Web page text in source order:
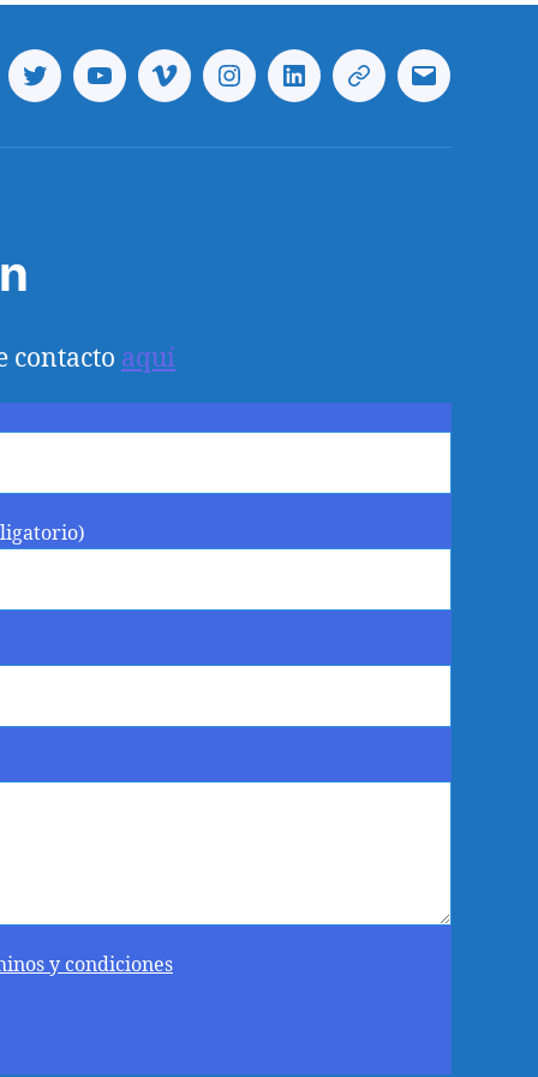
TwitterYoutubeVimeoInstagramLinkedinTelegramCorreo
contacto aquí
y condiciones